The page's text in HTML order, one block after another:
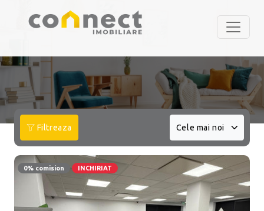
Filtreaza Cele mai noi
0% comision INCHIRIAT